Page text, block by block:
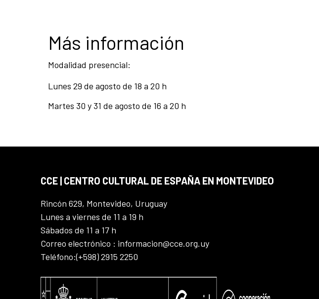
Más información
Modalidad presencial:
Lunes 29 de agosto de 18 a 20 h
Martes 30 y 31 de agosto de 16 a 20 h
CCE | CENTRO CULTURAL DE ESPAÑA EN MONTEVIDEO
Rincón 629, Montevideo, Uruguay
Lunes a viernes de 11 a 19 h
Sábados de 11 a 17 h
Correo electrónico : informacion@cce.org.uy
Teléfono:(+598) 2915 2250